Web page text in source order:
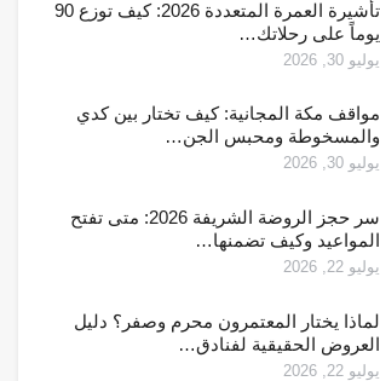
تأشيرة العمرة المتعددة 2026: كيف توزع 90
يوماً على رحلاتك…
يوليو 30, 2026
مواقف مكة المجانية: كيف تختار بين كدي
والمسخوطة ومحبس الجن…
يوليو 30, 2026
سر حجز الروضة الشريفة 2026: متى تفتح
المواعيد وكيف تضمنها…
يوليو 22, 2026
لماذا يختار المعتمرون محرم وصفر؟ دليل
العروض الحقيقية لفنادق…
يوليو 22, 2026